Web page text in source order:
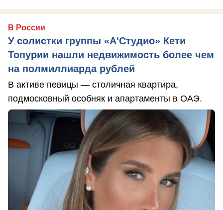
В России
У солистки группы «А'Студио» Кети
Топурии нашли недвижимость более чем
на полмиллиарда рублей
В активе певицы — столичная квартира,
подмосковный особняк и апартаменты в ОАЭ.